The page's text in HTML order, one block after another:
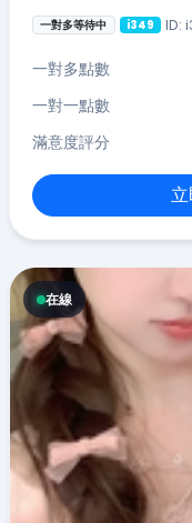
一對多等待中 i349 ID:
一對多點數
一對一點數
滿意度評分
在線